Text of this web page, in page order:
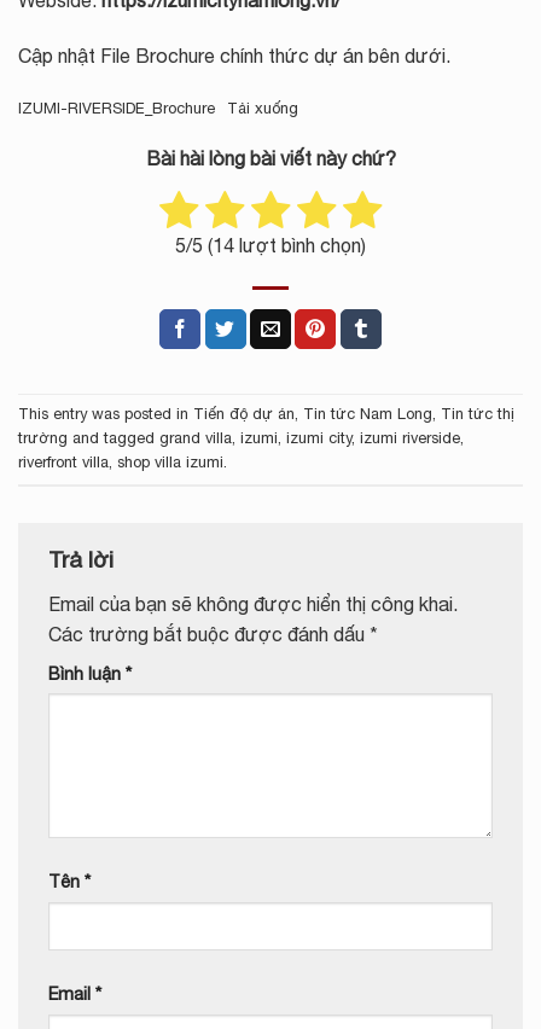
Cập nhật File Brochure chính thức dự án bên dưới.
IZUMI-RIVERSIDE_Brochure Tải xuống
Bài hài lòng bài viết này chứ?
5/5 (14 lượt bình chọn)
This entry was posted in Tiến độ dự án, Tin tức Nam Long, Tin tức thị
trường and tagged grand villa, izumi, izumi city, izumi riverside,
riverfront villa, shop villa izumi.
Trả lời
Email của bạn sẽ không được hiển thị công khai.
Các trường bắt buộc được đánh dấu *
Bình luận *
Tên *
Email *